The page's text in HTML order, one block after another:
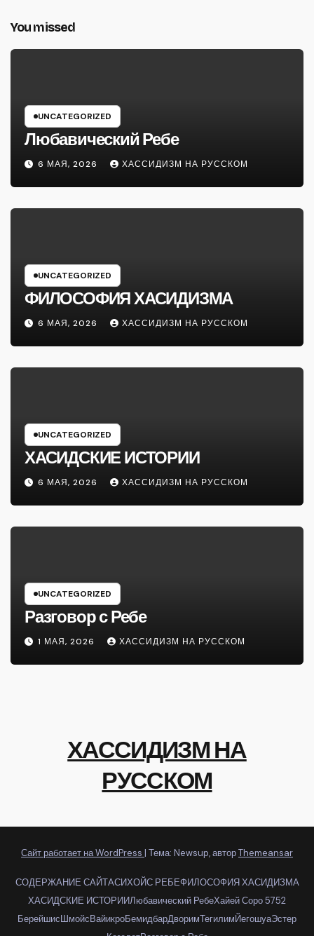
You missed
UNCATEGORIZED
Любавический Ребе
6 МАЯ, 2026 ХАССИДИЗМ НА РУССКОМ
UNCATEGORIZED
ФИЛОСОФИЯ ХАСИДИЗМА
6 МАЯ, 2026 ХАССИДИЗМ НА РУССКОМ
UNCATEGORIZED
ХАСИДСКИЕ ИСТОРИИ
6 МАЯ, 2026 ХАССИДИЗМ НА РУССКОМ
UNCATEGORIZED
Разговор с Ребе
1 МАЯ, 2026 ХАССИДИЗМ НА РУССКОМ
ХАССИДИЗМ НА
РУССКОМ
Сайт работает на WordPress | Тема: Newsup, авторThemeansar
СОДЕРЖАНИЕ САЙТАСИХОЙС РЕБЕФИЛОСОФИЯ ХАСИДИЗМА
ХАСИДСКИЕ ИСТОРИИЛюбавический РебеХайей Соро 5752
БерейшисШмойсВайикроБемидбарДворимТегилимЙегошуаЭстер